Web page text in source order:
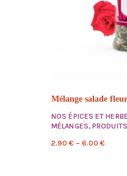
Mélange salade
NOS ÉPICES ET
MÉLANGES,
2.90 € – 6.00 €